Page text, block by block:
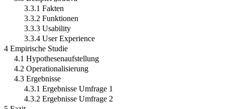
3.3.1 Fakten
3.3.2 Funktionen
3.3.3 Usability
3.3.4 User Experience
4 Empirische Studie
4.1 Hypothesenaufstellung
4.2 Operationalisierung
4.3 Ergebnisse
4.3.1 Ergebnisse Umfrage 1
4.3.2 Ergebnisse Umfrage 2